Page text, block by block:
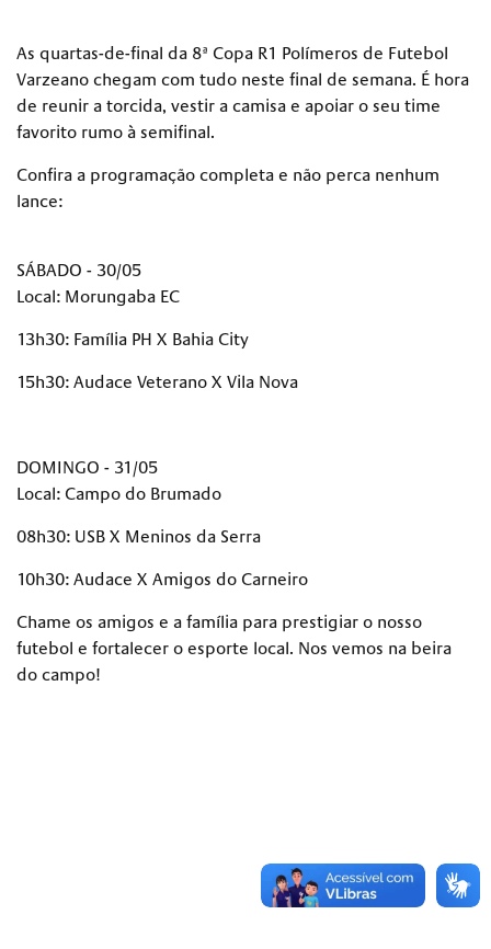
As quartas-de-final da 8ª Copa R1 Polímeros de Futebol
Varzeano chegam com tudo neste final de semana. É hora
de reunir a torcida, vestir a camisa e apoiar o seu time
favorito rumo à semifinal.
Confira a programação completa e não perca nenhum
lance:
SÁBADO - 30/05
Local: Morungaba EC
13h30: Família PH X Bahia City
15h30: Audace Veterano X Vila Nova
DOMINGO - 31/05
Local: Campo do Brumado
08h30: USB X Meninos da Serra
10h30: Audace X Amigos do Carneiro
Chame os amigos e a família para prestigiar o nosso
futebol e fortalecer o esporte local. Nos vemos na beira
do campo!